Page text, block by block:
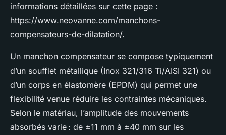
informations détaillées sur cette page :
https://www.neovanne.com/manchons-
compensateurs-de-dilatation/.
Un manchon compensateur se compose typiquement
d’un soufflet métallique (Inox 321/316 Ti/AISI 321) ou
d’un corps en élastomère (EPDM) qui permet une
flexibilité venue réduire les contraintes mécaniques.
Selon le matériau, l’amplitude des mouvements
absorbés varie : de ±11 mm à ±40 mm sur les